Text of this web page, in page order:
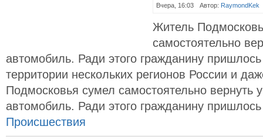
Вчера, 16:03 Автор: RaymondKek
Житель
самостоятельно
автомобиль. Ради этого гражданину
территории нескольких регионов России и
Подмосковья сумел самостоятельно вернуть
автомобиль. Ради этого гражданину
Происшествия